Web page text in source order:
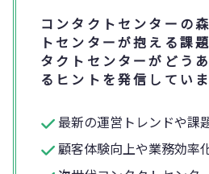
コンタクトセンターの
トセンターが抱える課
タクトセンターがどう
るヒントを発信していま
最新の運営トレンドや課
顧客体験向上や業務効率